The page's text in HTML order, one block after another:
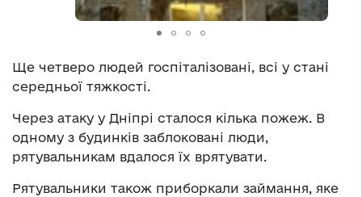
Ще четверо людей госпіталізовані, всі у стані
середньої тяжкості.
Через атаку у Дніпрі сталося кілька пожеж. В
одному з будинків заблоковані люди,
рятувальникам вдалося їх врятувати.
Рятувальники також приборкали займання, яке